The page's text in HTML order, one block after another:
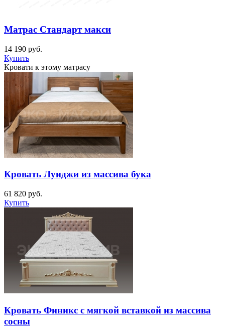
Матрас Стандарт макси
14 190 руб.
Купить
Кровати к этому матрасу
Кровать Луиджи из массива бука
61 820 руб.
Купить
Кровать Финикс с мягкой вставкой из массива
сосны